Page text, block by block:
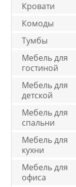
Кровати
Комоды
Тумбы
Мебель для
гостиной
Мебель для
детской
Мебель для
спальни
Мебель для
кухни
Мебель для
офиса